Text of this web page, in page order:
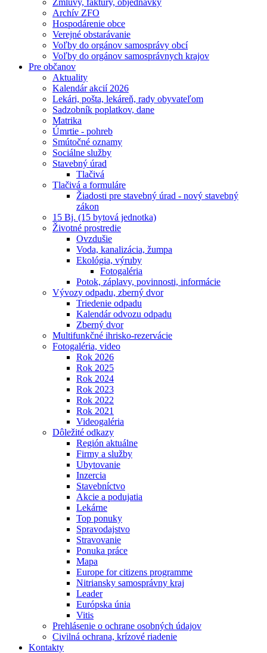
Zmluvy, faktúry, objednávky
Archív ZFO
Hospodárenie obce
Verejné obstarávanie
Voľby do orgánov samosprávy obcí
Voľby do orgánov samosprávnych krajov
Pre občanov
Aktuality
Kalendár akcií 2026
Lekári, pošta, lekáreň, rady obyvateľom
Sadzobník poplatkov, dane
Matrika
Úmrtie - pohreb
Smútočné oznamy
Sociálne služby
Stavebný úrad
Tlačivá
Tlačivá a formuláre
Žiadosti pre stavebný úrad - nový stavebný
zákon
15 Bj. (15 bytová jednotka)
Životné prostredie
Ovzdušie
Voda, kanalizácia, žumpa
Ekológia, výruby
Fotogaléria
Potok, záplavy, povinnosti, informácie
Vývozy odpadu, zberný dvor
Triedenie odpadu
Kalendár odvozu odpadu
Zberný dvor
Multifunkčné ihrisko-rezervácie
Fotogaléria, video
Rok 2026
Rok 2025
Rok 2024
Rok 2023
Rok 2022
Rok 2021
Videogaléria
Dôležité odkazy
Región aktuálne
Firmy a služby
Ubytovanie
Inzercia
Stavebníctvo
Akcie a podujatia
Lekárne
Top ponuky
Spravodajstvo
Stravovanie
Ponuka práce
Mapa
Europe for citizens programme
Nitriansky samosprávny kraj
Leader
Európska únia
Vitis
Prehlásenie o ochrane osobných údajov
Civilná ochrana, krízové riadenie
Kontakty